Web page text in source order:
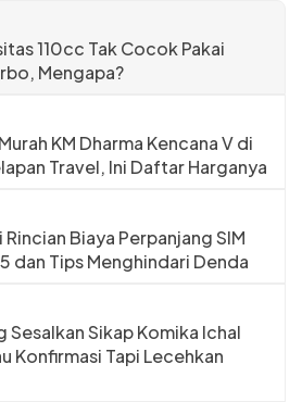
110cc Tak Cocok Pakai
Mengapa?
KM Dharma Kencana V di
Travel, Ini Daftar Harganya
Rincian Biaya Perpanjang SIM
dan Tips Menghindari Denda
Sesalkan Sikap Komika Ichal
Konfirmasi Tapi Lecehkan